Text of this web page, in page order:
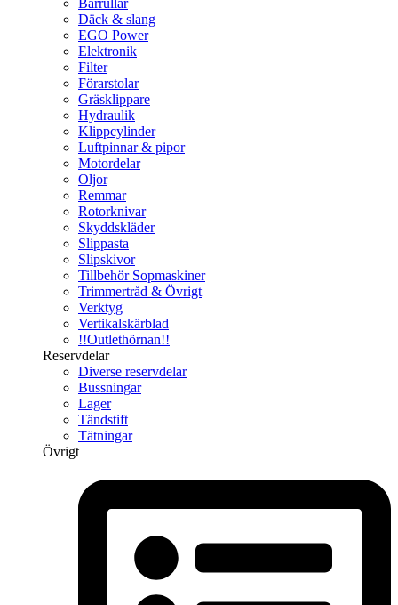
Bärrullar
Däck & slang
EGO Power
Elektronik
Filter
Förarstolar
Gräsklippare
Hydraulik
Klippcylinder
Luftpinnar & pipor
Motordelar
Oljor
Remmar
Rotorknivar
Skyddskläder
Slippasta
Slipskivor
Tillbehör Sopmaskiner
Trimmertråd & Övrigt
Verktyg
Vertikalskärblad
!!Outlethörnan!!
Reservdelar
Diverse reservdelar
Bussningar
Lager
Tändstift
Tätningar
Övrigt